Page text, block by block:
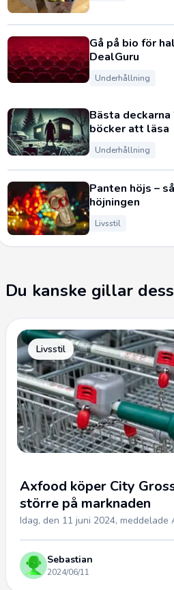
Gå på bio för
DealGuru
Underhållning
Bästa
böcker att läsa
Underhållning
Panten höjs –
höjningen
Livsstil
Du kanske gillar
Livsstil
Axfood köper City
större på marknaden
Idag, den 11 juni 2024, meddelade
Sebastian
2024/06/11